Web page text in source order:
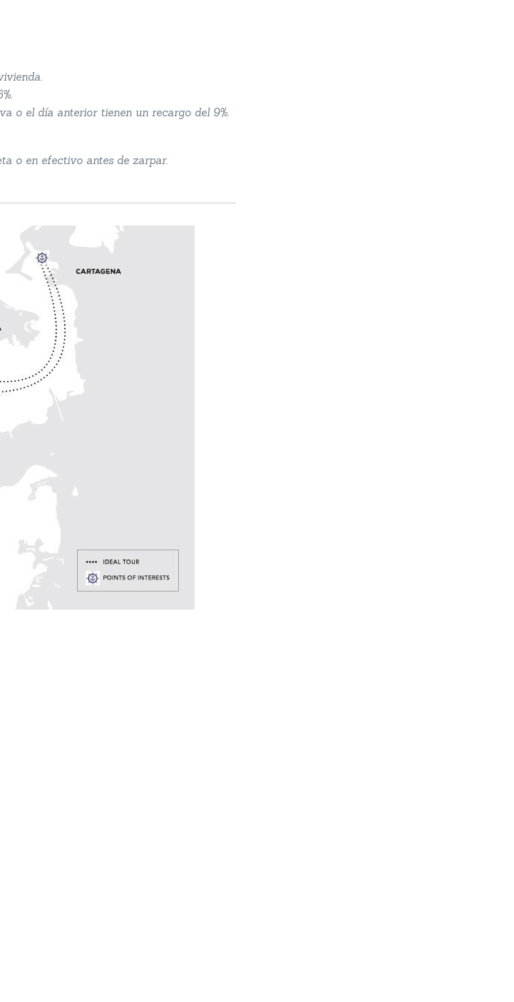
o el día anterior tienen un recargo del 9%.
o en efectivo antes de zarpar.